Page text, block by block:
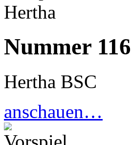
Nummer 116
Hertha BSC
anschauen…